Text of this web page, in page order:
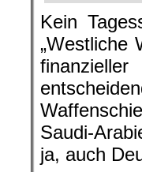
Kein
„Westliche
Saudi-
ja, auch